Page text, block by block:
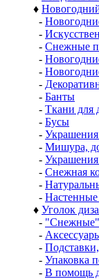
♦
-
-
- Снежные
-
-
-
- Банты
- Ткани для
- Бусы
-
- Мишура,
- Украшения
- Снежная
-
-
♦ Уголок
- "Снежные"
-
-
- Упаковка
- В помощь